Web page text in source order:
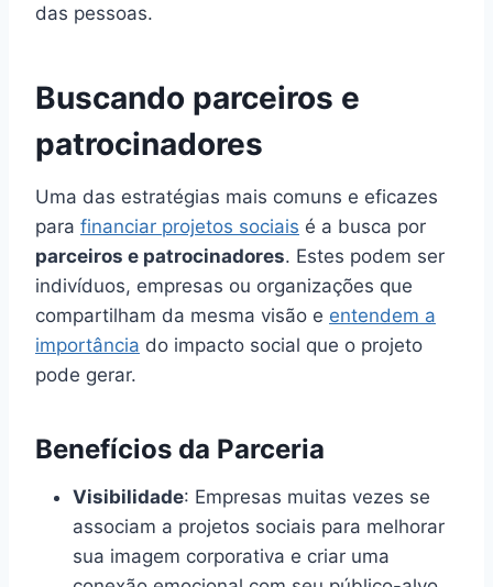
das pessoas.
Buscando parceiros e
patrocinadores
Uma das estratégias mais comuns e eficazes
para financiar projetos sociais é a busca por
parceiros e patrocinadores. Estes podem ser
indivíduos, empresas ou organizações que
compartilham da mesma visão e entendem a
importância do impacto social que o projeto
pode gerar.
Benefícios da Parceria
Visibilidade: Empresas muitas vezes se
associam a projetos sociais para melhorar
sua imagem corporativa e criar uma